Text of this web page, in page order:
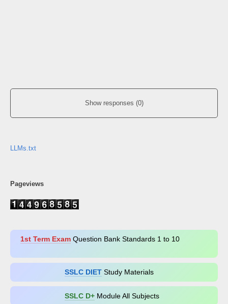
Show responses (0)
LLMs.txt
Pageviews
1st Term ExamQuestion Bank Standards 1 to 10
SSLC DIETStudy Materials
SSLC D+​ Module All Subjects